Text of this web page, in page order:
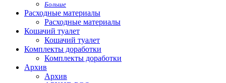
Больше
Расходные материалы
Расходные материалы
Кошачий туалет
Кошачий туалет
Комплекты доработки
Комплекты доработки
Архив
Архив